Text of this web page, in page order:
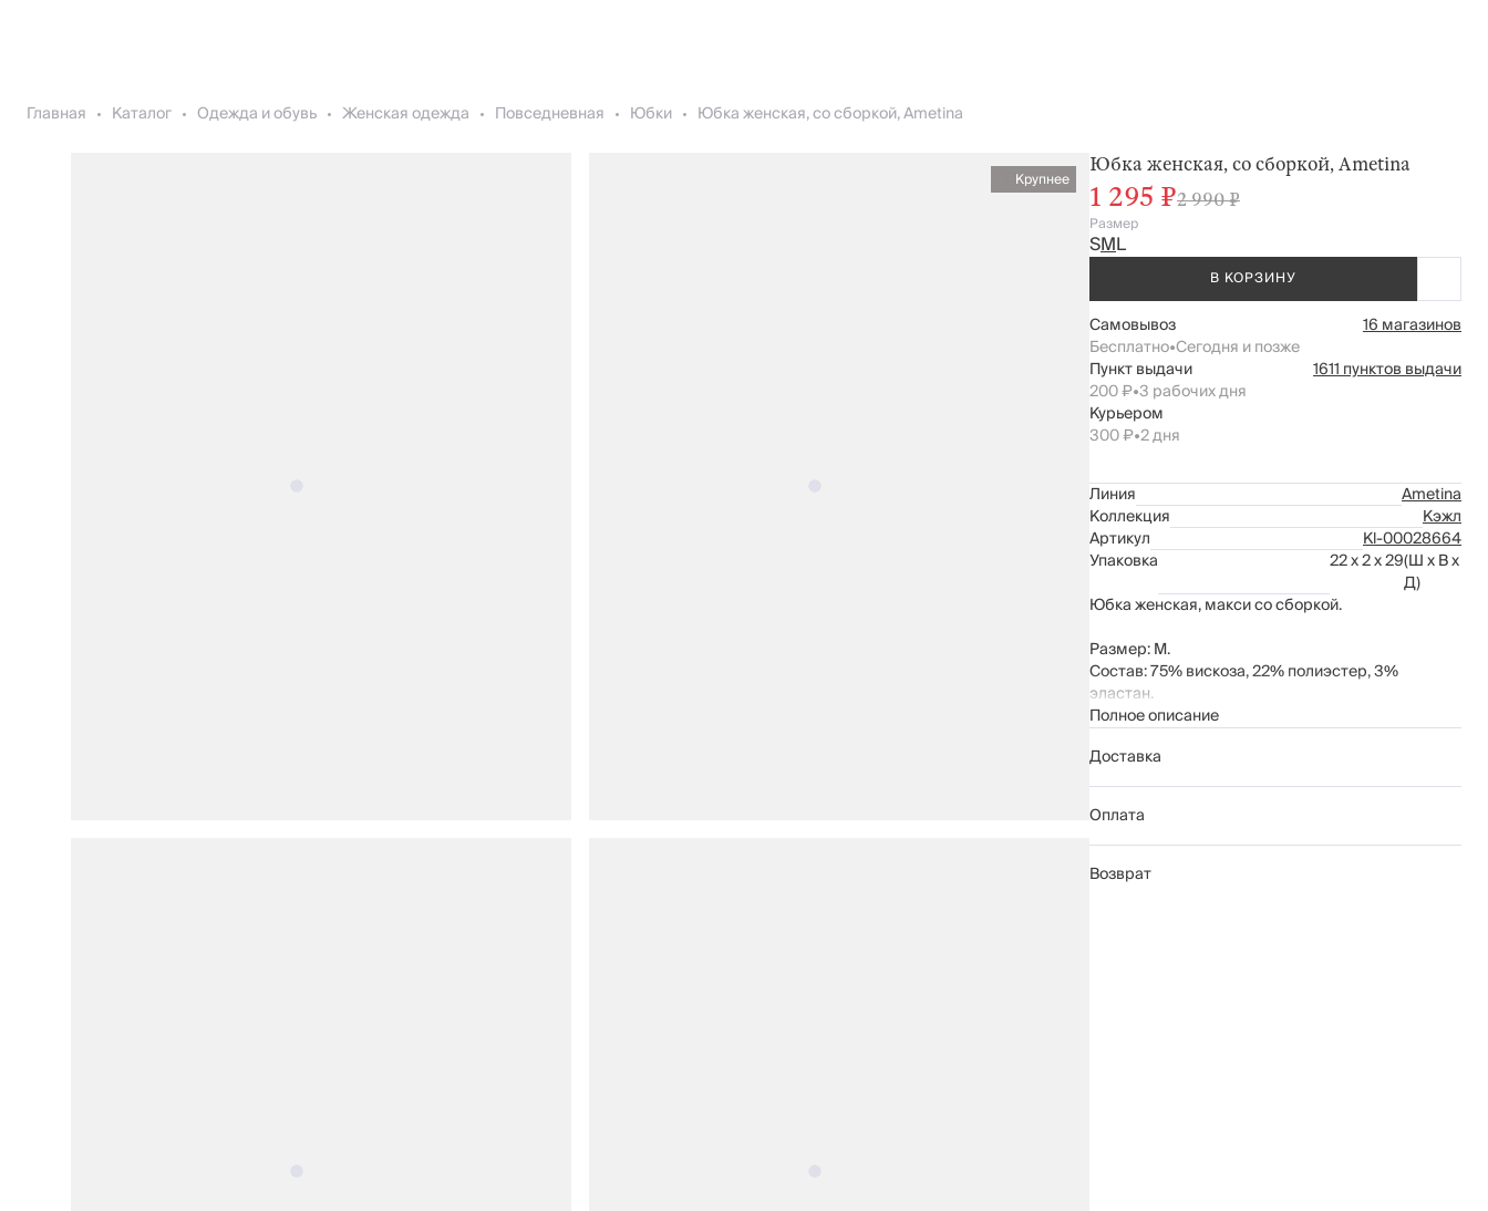
Главная Каталог Одежда и обувь Женская одежда Повседневная Юбки Юбка женская, со сборкой, Ametina
Крупнее
Юбка женская, со сборкой, Ametina
1 295 ₽2 990 ₽
Размер
SML
В КОРЗИНУ
Самовывоз
16 магазинов
Бесплатно•Сегодня и позже
Пункт выдачи
1611 пунктов выдачи
200 ₽•3 рабочих дня
Курьером
300 ₽•2 дня
Линия
Ametina
Коллекция
Кэжл
Артикул
Kl-00028664
Упаковка
22 x 2 x 29(Ш x В x
Д)
Юбка женская, макси со сборкой.
Размер: M.
Состав: 75% вискоза, 22% полиэстер, 3%
эластан.
стирка при температуре до 30°C; не отбеливать;
гладить при температуре до 110°C, без пара; не
применять барабанную сушку.
Полное описание
Доставка
Оплата
Возврат